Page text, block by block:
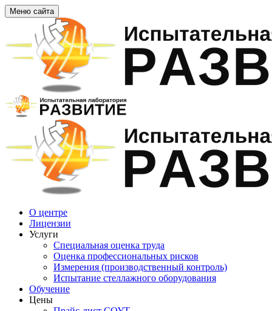
Меню сайта
О центре
Лицензии
Услуги
Специальная оценка труда
Оценка профессиональных рисков
Измерения (производственный контроль)
Испытание стеллажного оборудования
Обучение
Цены